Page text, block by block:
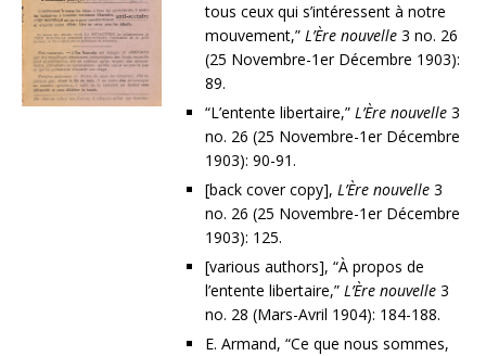
tous ceux qui s’intéressent à notre
mouvement,” L’Ère nouvelle3 no. 26
(25 Novembre-1er Décembre 1903):
89.
“L’entente libertaire,” L’Ère nouvelle3
no. 26 (25 Novembre-1er Décembre
1903): 90-91.
[back cover copy], L’Ère nouvelle3
no. 26 (25 Novembre-1er Décembre
1903): 125.
[various authors], “À propos de
l’entente libertaire,” L’Ère nouvelle3
no. 28 (Mars-Avril 1904): 184-188.
E. Armand, “Ce que nous sommes,